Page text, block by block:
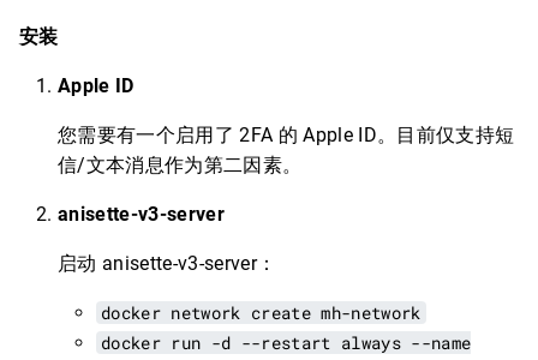
安装
Apple ID
您需要有一个启用了 2FA 的 Apple ID。目前仅支持短
信/文本消息作为第二因素。
anisette-v3-server
启动 anisette-v3-server：
docker network create mh-network
docker run -d --restart always --name